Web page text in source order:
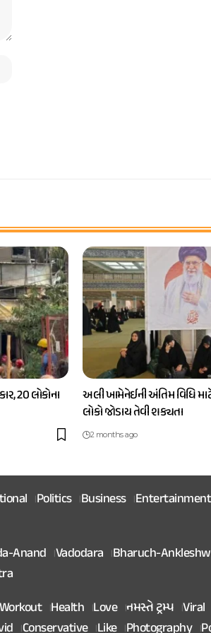
20 લોકોના
અલી ખામેનેઈની અંતિમ વિધિ માટે
લોકો જોડાય તેવી શક્યતા
2 months ago
Politics Business Entertainment
Anand Vadodara Bharuch-
Health Love નમસ્તે ટ્રમ્પ Viral
Conservative Like Photography